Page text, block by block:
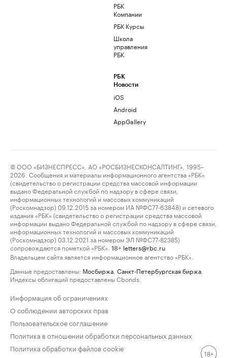
РБК
Компании
РБК Курсы
Школа
управления
РБК
РБК
Новости
iOS
Android
AppGallery
© ООО «БИЗНЕСПРЕСС», АО «РОСБИЗНЕСКОНСАЛТИНГ», 1995–
2026. Сообщения и материалы информационного агентства «РБК»
(свидетельство о регистрации средства массовой информации
выдано Федеральной службой по надзору в сфере связи,
информационных технологий и массовых коммуникаций
(Роскомнадзор) 09.12.2015 за номером ИА №ФС77-63848) и сетевого
издания «РБК» (свидетельство о регистрации средства массовой
информации выдано Федеральной службой по надзору в сфере связи,
информационных технологий и массовых коммуникаций
(Роскомнадзор) 03.12.2021 за номером ЭЛ №ФС77-82385)
сопровождаются пометкой «РБК».
18+ letters@rbc.ru
Владельцем сайта является информационное агентство «РБК».
Данные предоставлены: Мосбиржа Санкт-Петербургская биржа
Индексы облигаций предоставлены Cbonds.
Информация об ограничениях
О соблюдении авторских прав
Пользовательское соглашение
Политика в отношении обработки персональных данных
Политика обработки файлов cookie
18+